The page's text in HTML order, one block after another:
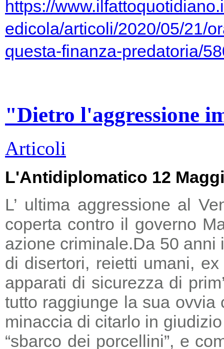
https://
edicola/articoli/2020/05/21/
questa-finanza-predatoria/
"Dietro l'aggressione
Articoli
L'Antidiplomatico 12
L’ ultima aggressione al
coperta contro il governo
azione criminale.Da 50 anni
di disertori, reietti umani,
apparati di sicurezza di
tutto raggiunge la sua
minaccia di citarlo in
“sbarco dei porcellini”, e